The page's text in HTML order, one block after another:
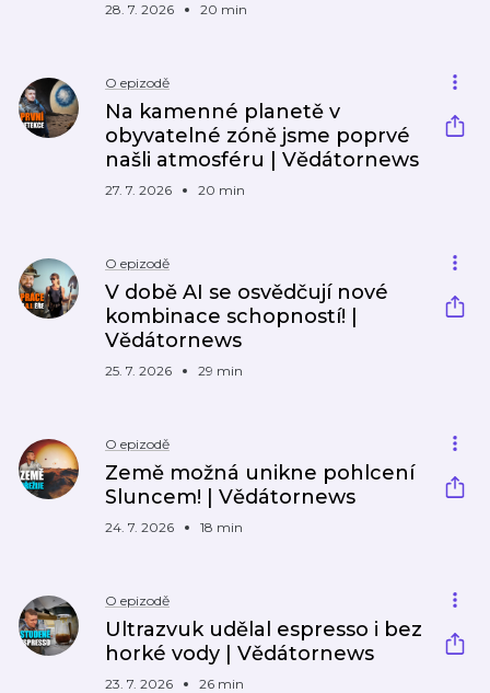
28. 7. 2026 20 min
O epizodě
Na kamenné planetě v
obyvatelné zóně jsme poprvé
našli atmosféru | Vědátornews
27. 7. 2026 20 min
O epizodě
V době AI se osvědčují nové
kombinace schopností! |
Vědátornews
25. 7. 2026 29 min
O epizodě
Země možná unikne pohlcení
Sluncem! | Vědátornews
24. 7. 2026 18 min
O epizodě
Ultrazvuk udělal espresso i bez
horké vody | Vědátornews
23. 7. 2026 26 min